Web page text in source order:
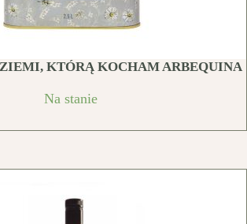
KTÓRĄ KOCHAM ARBEQUINA
Na stanie